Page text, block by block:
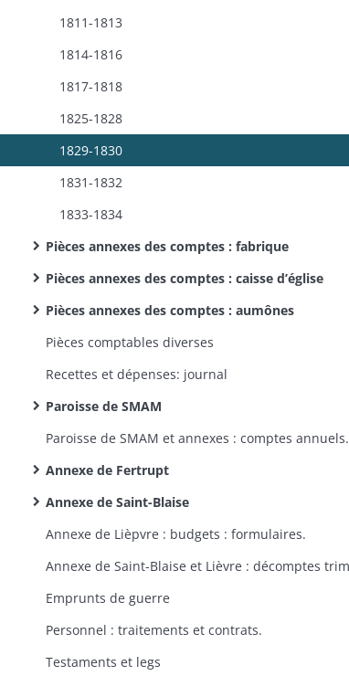
1811-1813
1814-1816
1817-1818
1825-1828
1829-1830
1831-1832
1833-1834
Pièces annexes des comptes : fabrique
Pièces annexes des comptes : caisse d’église
Pièces annexes des comptes : aumônes
Pièces comptables diverses
Recettes et dépenses: journal
Paroisse de SMAM
Paroisse de SMAM et annexes : comptes annuels.
Annexe de Fertrupt
Annexe de Saint-Blaise
Annexe de Lièpvre : budgets : formulaires.
Emprunts de guerre
Personnel : traitements et contrats.
Testaments et legs